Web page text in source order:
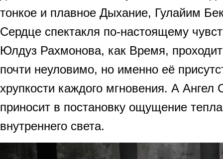
тонкое и плавное Дыхание, Гулайим
Сердце спектакля по-настоящему
Юлдуз Рахмонова, как Время, проходит
почти неуловимо, но именно её
хрупкости каждого мгновения. А Ангел
приносит в постановку ощущение
внутреннего света.